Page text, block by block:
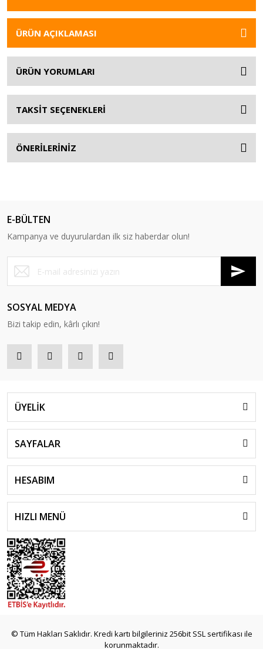
ÜRÜN AÇIKLAMASI
ÜRÜN YORUMLARI
TAKSİT SEÇENEKLERİ
ÖNERİLERİNİZ
E-BÜLTEN
Kampanya ve duyurulardan ilk siz haberdar olun!
SOSYAL MEDYA
Bizi takip edin, kârlı çıkın!
ÜYELİK
SAYFALAR
HESABIM
HIZLI MENÜ
© Tüm Hakları Saklıdır. Kredi kartı bilgileriniz 256bit SSL sertifikası ile
korunmaktadır.